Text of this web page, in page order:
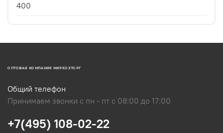
400
ОПТОВАЯ КОМПАНИЯ МИРХОЗТОРГ
Общий телефон
Принимаем звонки с пн - пт с 08:00 до 17:00
+7(495) 108-02-22